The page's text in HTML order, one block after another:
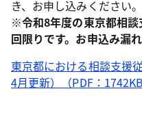
き、お申し込みください。
※令和8年度の東京都相
回限りです。お申込み漏
東京都における相談支援
4月更新）（PDF：1742KB